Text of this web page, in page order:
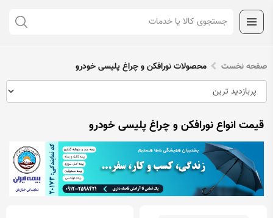
صفحه نخست محصولات نورافکن و چراغ پلیسی خودرو
قیمت انواع نورافکن و چراغ پلیسی خودرو